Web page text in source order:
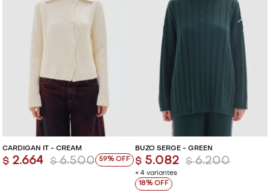
CARDIGAN IT - CREAM
$ 2.664 $ 6.500 59
BUZO SERGE - GREEN
+ 4 variantes
$ 5.082 $ 6.200
18